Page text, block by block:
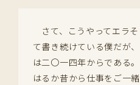
さて、こうやってエラ
て書き続けている僕だが
は二〇一四年からである
はるか昔から仕事をご一